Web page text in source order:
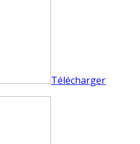
Télécharger